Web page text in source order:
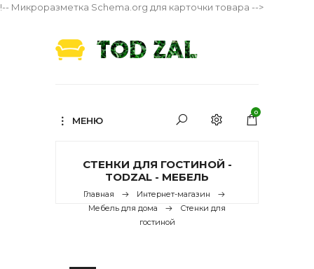
!-- Микроразметка Schema.org для карточки товара -->
МЕНЮ
0
СТЕНКИ ДЛЯ ГОСТИНОЙ -
TODZAL - МЕБЕЛЬ
Главная
Интернет-магазин
Мебель для дома
Стенки для
гостиной